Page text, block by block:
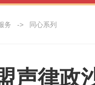
务 -> 同心系列
声律政